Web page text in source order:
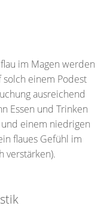
im Magen werden
solch einem Podest
ausreichend
Essen und Trinken
einem niedrigen
flaues Gefühl im
verstärken).